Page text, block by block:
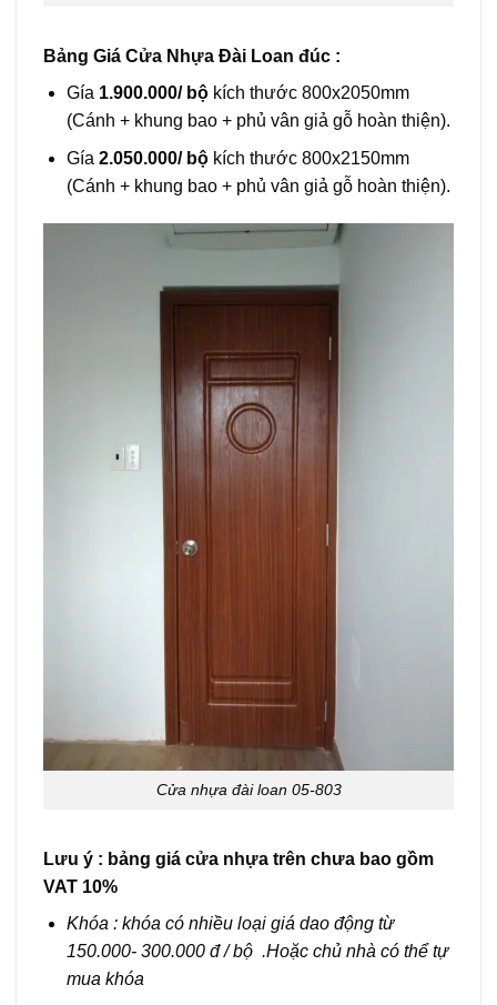
Bảng Giá Cửa Nhựa Đài Loan đúc :
Gía 1.900.000/ bộkích thước 800x2050mm
(Cánh + khung bao + phủ vân giả gỗ hoàn thiện).
Gía 2.050.000/ bộkích thước 800x2150mm
(Cánh + khung bao + phủ vân giả gỗ hoàn thiện).
Cửa nhựa đài loan 05-803
Lưu ý : bảng giá cửa nhựa trên chưa bao gồm
VAT 10%
Khóa : khóa có nhiều loại giá dao động từ
150.000- 300.000 đ / bộ .Hoặc chủ nhà có thể tự
mua khóa